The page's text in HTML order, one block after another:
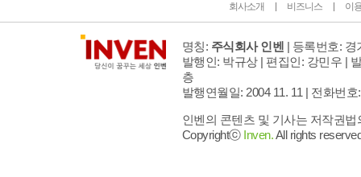
회사소개 비즈니스 이
명칭: 주식회사 인벤 | 등록번호: 경
발행인: 박규상 | 편집인: 강민우 |
층
발행연월일: 2004 11. 11 | 전화번호
인벤의 콘텐츠 및 기사는 저작권
Copyrightⓒ Inven.All rights